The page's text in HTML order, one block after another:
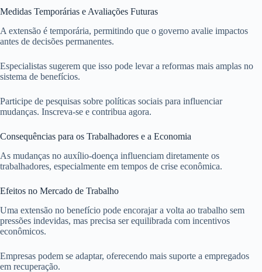
Medidas Temporárias e Avaliações Futuras
A extensão é temporária, permitindo que o governo avalie impactos
antes de decisões permanentes.
Especialistas sugerem que isso pode levar a reformas mais amplas no
sistema de benefícios.
Participe de pesquisas sobre políticas sociais para influenciar
mudanças. Inscreva-se e contribua agora.
Consequências para os Trabalhadores e a Economia
As mudanças no auxílio-doença influenciam diretamente os
trabalhadores, especialmente em tempos de crise econômica.
Efeitos no Mercado de Trabalho
Uma extensão no benefício pode encorajar a volta ao trabalho sem
pressões indevidas, mas precisa ser equilibrada com incentivos
econômicos.
Empresas podem se adaptar, oferecendo mais suporte a empregados
em recuperação.